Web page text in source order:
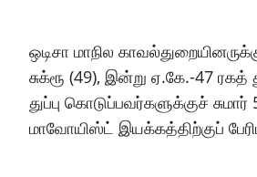
ஒடிசா மாநில
சுக்ரூ (49), இன்று ஏ.கே.-47
துப்பு கொடுப்பவர்களுக்குச்
மாவோயிஸ்ட் இயக்கத்திற்குப்